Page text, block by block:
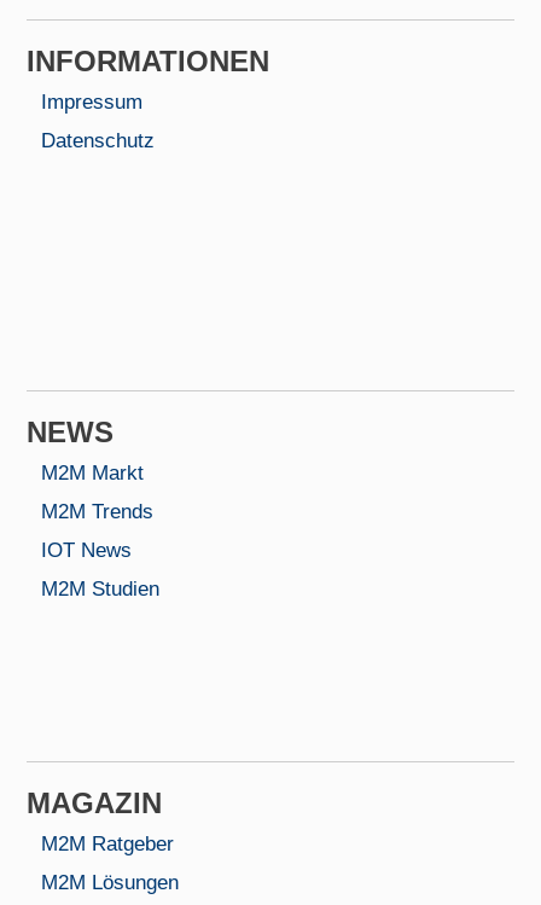
INFORMA­TIONEN
Impressum
Datenschutz
NEWS
M2M Markt
M2M Trends
IOT News
M2M Studien
MAGAZIN
M2M Ratgeber
M2M Lösungen